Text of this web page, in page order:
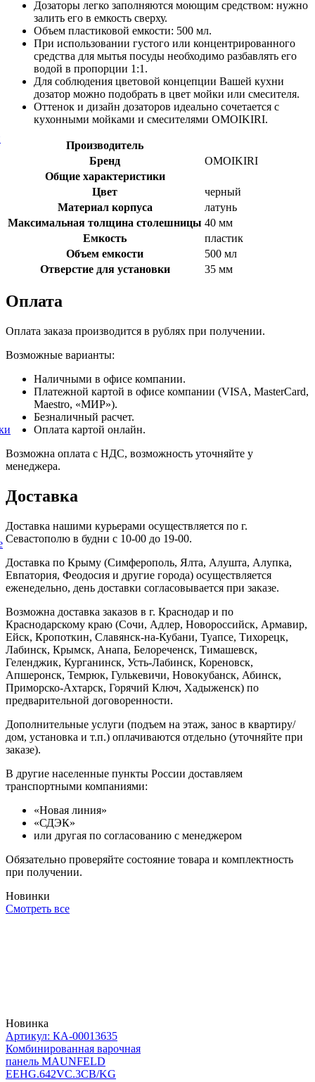
Дозаторы легко заполняются моющим средством: нужно
залить его в емкость сверху.
Объем пластиковой емкости: 500 мл.
При использовании густого или концентрированного
средства для мытья посуды необходимо разбавлять его
водой в пропорции 1:1.
Для соблюдения цветовой концепции Вашей кухни
дозатор можно подобрать в цвет мойки или смесителя.
Оттенок и дизайн дозаторов идеально сочетается с
кухонными мойками и смесителями OMOIKIRI.
Производитель
Бренд
OMOIKIRI
Общие характеристики
Цвет
черный
Материал корпуса
латунь
Максимальная толщина столешницы 40 мм
Емкость
пластик
Объем емкости
500 мл
Отверстие для установки
35 мм
Оплата
Оплата заказа производится в рублях при получении.
Возможные варианты:
Наличными в офисе компании.
Платежной картой в офисе компании (VISA, MasterCard,
Maestro, «МИР»).
Безналичный расчет.
Оплата картой онлайн.
Возможна оплата с НДС, возможность уточняйте у
менеджера.
Доставка
Доставка нашими курьерами осуществляется по г.
Севастополю в будни с 10-00 до 19-00.
Доставка по Крыму (Симферополь, Ялта, Алушта, Алупка,
Евпатория, Феодосия и другие города) осуществляется
еженедельно, день доставки согласовывается при заказе.
Возможна доставка заказов в г. Краснодар и по
Краснодарскому краю (Сочи, Адлер, Новороссийск, Армавир,
Ейск, Кропоткин, Славянск-на-Кубани, Туапсе, Тихорецк,
Лабинск, Крымск, Анапа, Белореченск, Тимашевск,
Геленджик, Курганинск, Усть-Лабинск, Кореновск,
Апшеронск, Темрюк, Гулькевичи, Новокубанск, Абинск,
Приморско-Ахтарск, Горячий Ключ, Хадыженск) по
предварительной договоренности.
Дополнительные услуги (подъем на этаж, занос в квартиру/
дом, установка и т.п.) оплачиваются отдельно (уточняйте при
заказе).
В другие населенные пункты России доставляем
транспортными компаниями:
«Новая линия»
«СДЭК»
или другая по согласованию с менеджером
Обязательно проверяйте состояние товара и комплектность
при получении.
Новинки
Смотреть все
Новинка
Артикул: КА-00013635
Комбинированная варочная
панель MAUNFELD
EEHG.642VC.3CB/KG